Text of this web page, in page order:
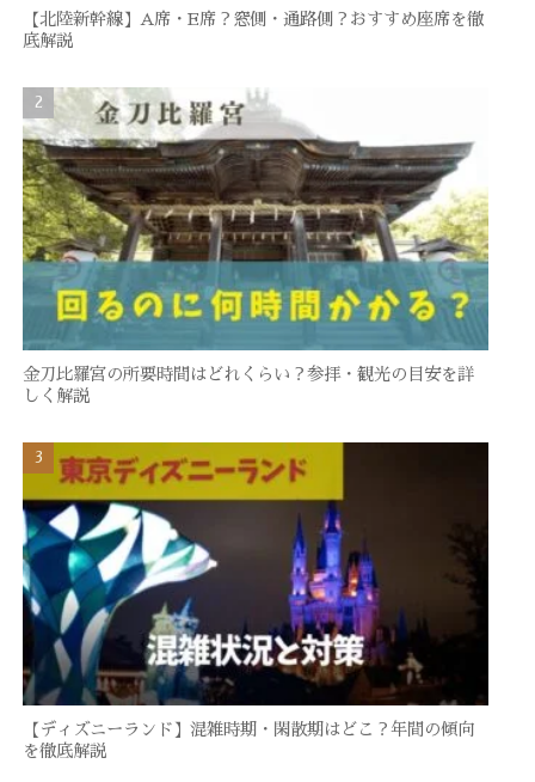
【北陸新幹線】A席・E席？窓側・通路側？おすすめ座席を徹
底解説
金刀比羅宮の所要時間はどれくらい？参拝・観光の目安を詳
しく解説
【ディズニーランド】混雑時期・閑散期はどこ？年間の傾向
を徹底解説